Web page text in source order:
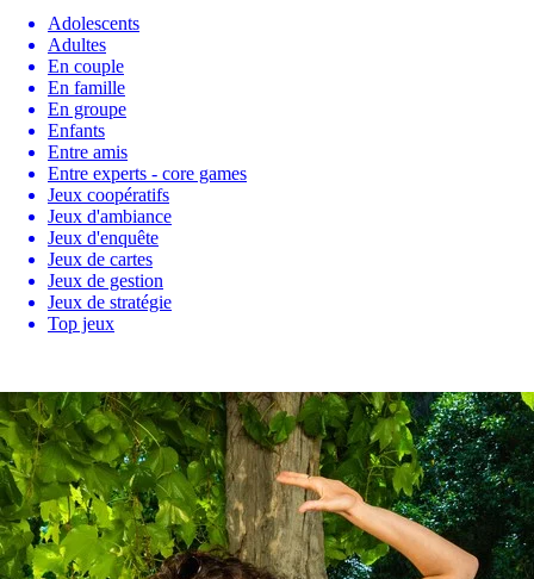
Adolescents
Adultes
En couple
En famille
En groupe
Enfants
Entre amis
Entre experts - core games
Jeux coopératifs
Jeux d'ambiance
Jeux d'enquête
Jeux de cartes
Jeux de gestion
Jeux de stratégie
Top jeux